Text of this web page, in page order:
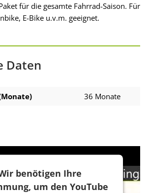
für die gesamte Fahrrad-Saison. Für
E-Bike u.v.m. geeignet.
Daten
36 Monate
benötigen Ihre
um den YouTube